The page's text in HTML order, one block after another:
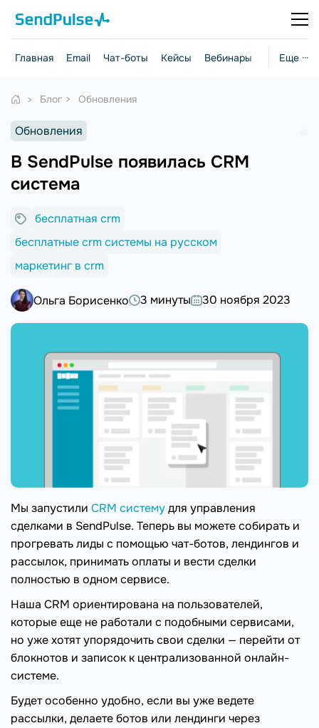
Еще ···
Главная Email Чат-боты Кейсы Вебинары Стратегии
Блог Обновления
Обновления
В SendPulse появилась CRM
система
бесплатная crm
бесплатные crm системы на русском
маркетинг в crm
Ольга Борисенко 3 минуты 30 ноября 2023
Мы запустили CRM системудля управления
сделками в SendPulse. Теперь вы можете собирать и
прогревать лиды с помощью чат-ботов, лендингов и
рассылок, принимать оплаты и вести сделки
полностью в одном сервисе.
Наша CRM ориентирована на пользователей,
которые еще не работали с подобными сервисами,
но уже хотят упорядочить свои сделки — перейти от
блокнотов и записок к централизованной онлайн-
системе.
Будет особенно удобно, если вы уже ведете
рассылки, делаете ботов или лендинги через